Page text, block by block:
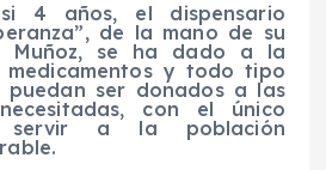
4 años, el dispensario
de la mano de su
Muñoz, se ha dado a la
y todo tipo
puedan ser donados a las
con el único
servir a la población